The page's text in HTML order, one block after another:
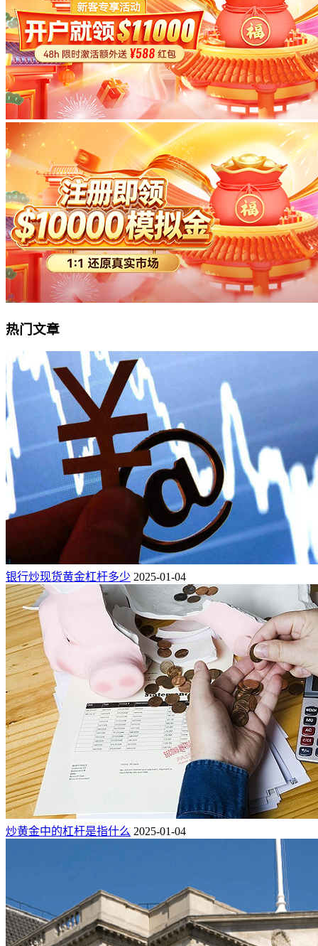
热门文章
银行炒现货黄金杠杆多少 2025-01-04
炒黄金中的杠杆是指什么 2025-01-04